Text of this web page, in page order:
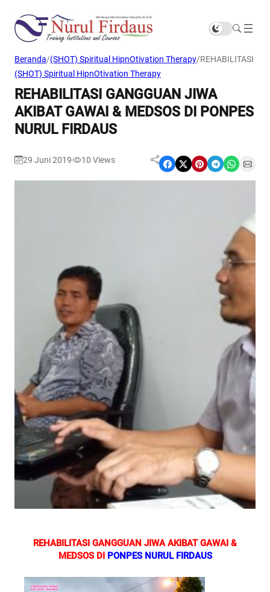
Beranda/(SHOT) Spiritual HipnOtivation Therapy/REHABILITASI
(SHOT) Spiritual HipnOtivation Therapy
REHABILITASI GANGGUAN JIWA
AKIBAT GAWAI & MEDSOS DI PONPES
NURUL FIRDAUS
29 Juni 2019 10 Views Share on Facebook Share on X Share on Pinterest Share on Telegram Share on WhatsApp Share on Email
REHABILITASI GANGGUAN JIWA AKIBAT GAWAI &
MEDSOS DI PONPES NURUL FIRDAUS